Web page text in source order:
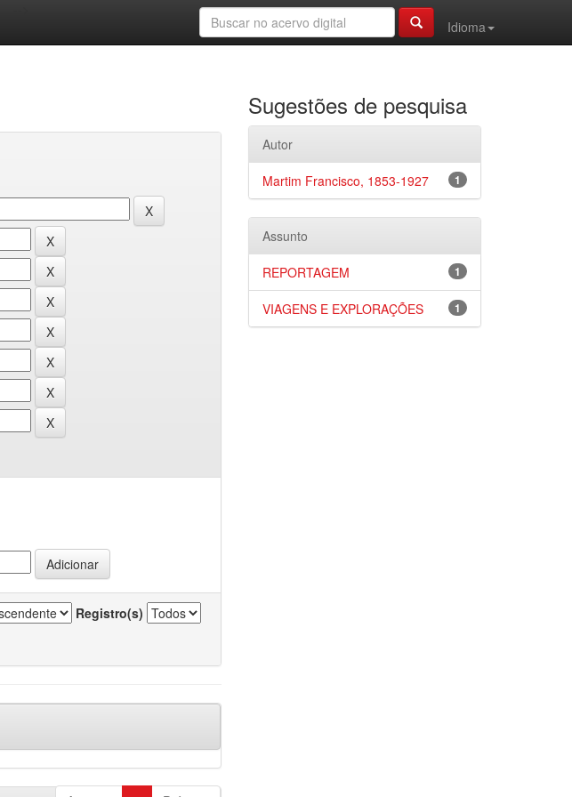
Idioma
Registro(s)
Sugestões de pesquisa
Autor
1
Martim Francisco, 1853-1927
Assunto
1
REPORTAGEM
1
VIAGENS E EXPLORAÇÕES